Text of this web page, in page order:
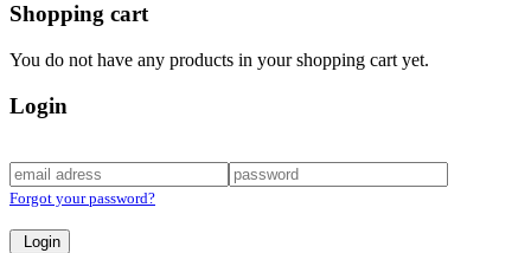
Shopping cart
You do not have any products in your shopping cart yet.
Login
Forgot your password?
Login